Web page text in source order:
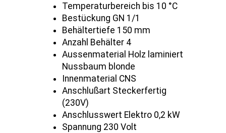
Temperaturbereich bis 10 °C
Bestückung GN 1/1
Behältertiefe 150 mm
Anzahl Behälter 4
Aussenmaterial Holz laminiert
Nussbaum blonde
Innenmaterial CNS
Anschlußart Steckerfertig
(230V)
Anschlusswert Elektro 0,2 kW
Spannung 230 Volt